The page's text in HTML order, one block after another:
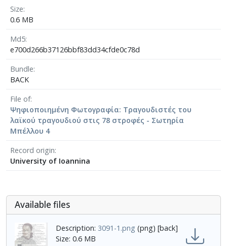
Size
0.6 MB
Md5
e700d266b37126bbf83dd34cfde0c78d
Bundle
BACK
File of
Ψηφιοποιημένη Φωτογραφία: Τραγουδιστές του
λαϊκού τραγουδιού στις 78 στροφές - Σωτηρία
Μπέλλου 4
Record origin
University of Ioannina
Αvailable files
Description: 3091-1.png (png) [back]
Size: 0.6 MB